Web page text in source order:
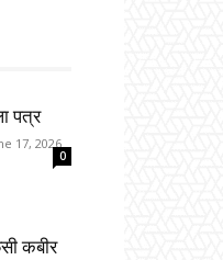
पत्र
17, 2026
0
कबीर